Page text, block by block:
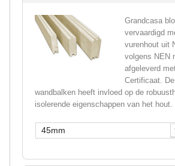
Grandcasa
vervaardigd
vurenhout uit
volgens NEN
afgeleverd
Certificaat.
wandbalken heeft invloed op de
isolerende eigenschappen van het hout.
45mm